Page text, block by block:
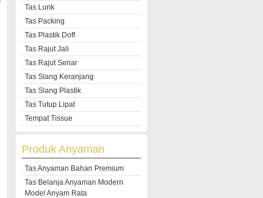
Tas Lurik
Tas Packing
Tas Plastik Doff
Tas Rajut Jali
Tas Rajut Senar
Tas Slang Keranjang
Tas Slang Plastik
Tas Tutup Lipat
Tempat Tissue
Produk Anyaman
Tas Anyaman Bahan Premium
Tas Belanja Anyaman Modern
Model Anyam Rata